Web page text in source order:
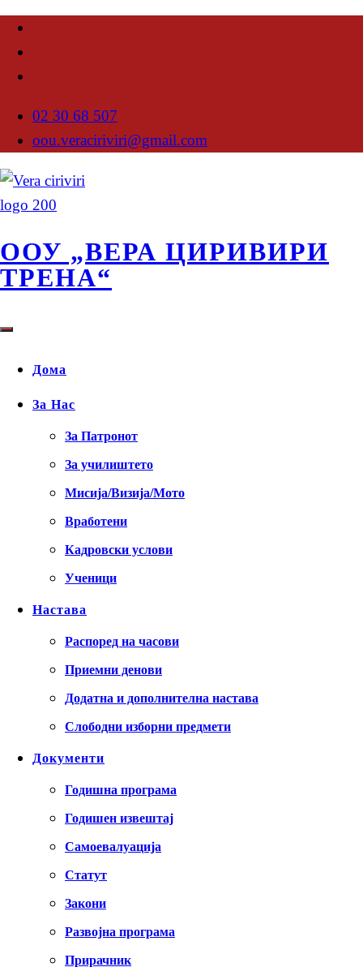
02 30 68 507
oou.veraciriviri@gmail.com
ООУ „ВЕРА ЦИРИВИРИ
ТРЕНА“
Дома
За Нас
За Патронот
За училиштето
Мисија/Визија/Мото
Вработени
Кадровски услови
Ученици
Настава
Распоред на часови
Приемни денови
Додатна и дополнителна настава
Слободни изборни предмети
Документи
Годишна програма
Годишен извештај
Самоевалуација
Статут
Закони
Развојна програма
Прирачник